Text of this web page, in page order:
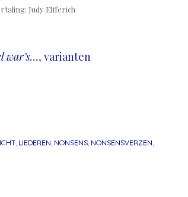
Judy Elfferich
war’s…, varianten
, LIEDEREN, NONSENS, NONSENSVERZEN,